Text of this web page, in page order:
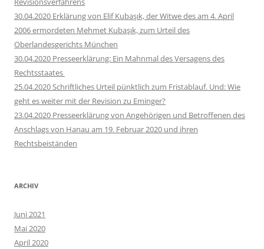
30.04.2020 Erklärung von Elif Kubaşık, der Witwe des am 4. April
2006 ermordeten Mehmet Kubaşık, zum Urteil des
Oberlandesgerichts München
30.04.2020 Presseerklärung: Ein Mahnmal des Versagens des
Rechtsstaates
25.04.2020 Schriftliches Urteil pünktlich zum Fristablauf. Und: Wie
geht es weiter mit der Revision zu Eminger?
23.04.2020 Presseerklärung von Angehörigen und Betroffenen des
Anschlags von Hanau am 19. Februar 2020 und ihren
Rechtsbeiständen
ARCHIV
Juni 2021
Mai 2020
April 2020